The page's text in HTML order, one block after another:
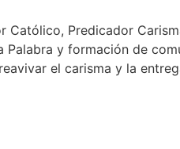
Católico, Predicador
y formación de
el carisma y la